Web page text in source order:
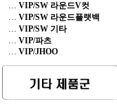
… VIP/SW 라운드V컷
… VIP/SW 라운드플랫백
… VIP/SW 기타
… VIP/파츠
… VIP/JHOO